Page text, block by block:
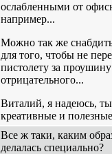
ослабленными от
например...
Можно так же
для того, чтобы не
пистолету за
отрицательного...
Виталий, я надеюсь,
креативные и
Все ж таки, каким
делалась специально?